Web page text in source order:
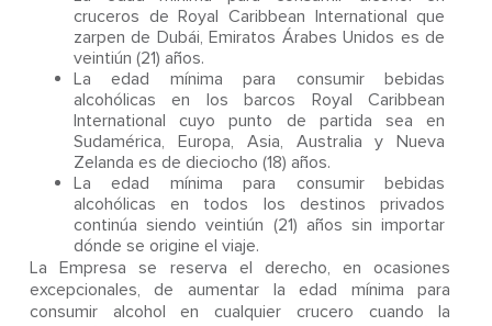
cruceros de Royal Caribbean International que
zarpen de Dubái, Emiratos Árabes Unidos es de
veintiún (21) años.
La edad mínima para consumir bebidas
alcohólicas en los barcos Royal Caribbean
International cuyo punto de partida sea en
Sudamérica, Europa, Asia, Australia y Nueva
Zelanda es de dieciocho (18) años.
La edad mínima para consumir bebidas
alcohólicas en todos los destinos privados
continúa siendo veintiún (21) años sin importar
dónde se origine el viaje.
La Empresa se reserva el derecho, en ocasiones
excepcionales, de aumentar la edad mínima para
consumir alcohol en cualquier crucero cuando la